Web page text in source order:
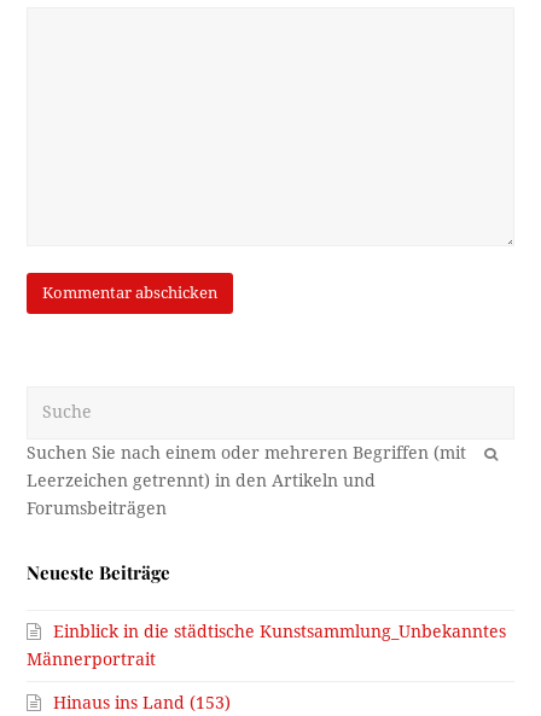
OK
Neueste Beiträge
Einblick in die städtische Kunstsammlung_Unbekanntes
Männerportrait
Hinaus ins Land (153)